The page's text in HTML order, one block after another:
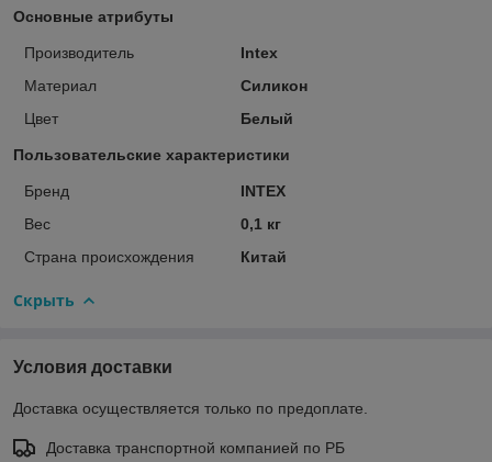
Основные атрибуты
Производитель
Intex
Материал
Силикон
Цвет
Белый
Пользовательские характеристики
Бренд
INTEX
Вес
0,1 кг
Страна происхождения
Китай
Скрыть
Условия доставки
Доставка осуществляется только по предоплате.
Доставка транспортной компанией по РБ